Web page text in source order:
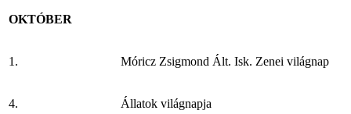
OKTÓBER
1. Móricz Zsigmond Ált. Isk. Zenei világnap
4. Állatok világnapja